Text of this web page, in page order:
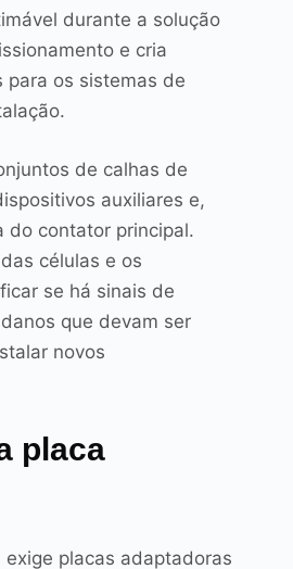
durante a solução
e cria
para os sistemas de
de calhas de
auxiliares e,
do contator principal.
células e os
se há sinais de
que devam ser
novos
placa
placas adaptadoras